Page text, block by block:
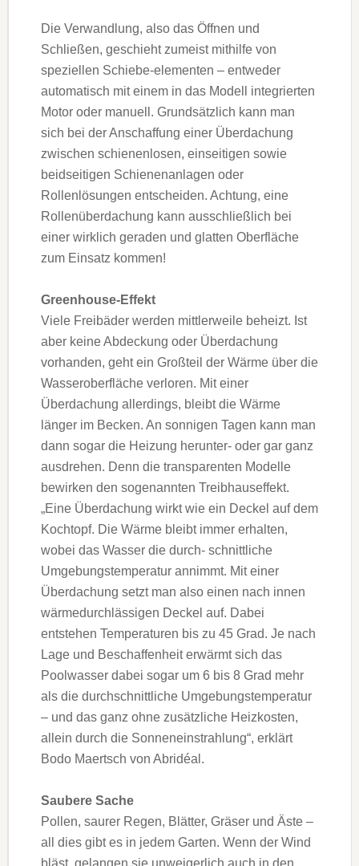
Die Verwandlung, also das Öffnen und
Schließen, geschieht zumeist mithilfe von
speziellen Schiebe-elementen – entweder
automatisch mit einem in das Modell integrierten
Motor oder manuell. Grundsätzlich kann man
sich bei der Anschaffung einer Überdachung
zwischen schienenlosen, einseitigen sowie
beidseitigen Schienenanlagen oder
Rollenlösungen entscheiden. Achtung, eine
Rollenüberdachung kann ausschließlich bei
einer wirklich geraden und glatten Oberfläche
zum Einsatz kommen!
Greenhouse-Effekt
Viele Freibäder werden mittlerweile beheizt. Ist
aber keine Abdeckung oder Überdachung
vorhanden, geht ein Großteil der Wärme über die
Wasseroberfläche verloren. Mit einer
Überdachung allerdings, bleibt die Wärme
länger im Becken. An sonnigen Tagen kann man
dann sogar die Heizung herunter- oder gar ganz
ausdrehen. Denn die transparenten Modelle
bewirken den sogenannten Treibhauseffekt.
„Eine Überdachung wirkt wie ein Deckel auf dem
Kochtopf. Die Wärme bleibt immer erhalten,
wobei das Wasser die durch- schnittliche
Umgebungs­­­­temp­e­­­­ratur annimmt. Mit einer
Überdachung setzt man also einen nach innen
wärmedurchlässigen Deckel auf. Dabei
entstehen Temperaturen bis zu 45 Grad. Je nach
Lage und Beschaffen­heit erwärmt sich das
Poolwasser dabei sogar um 6 bis 8 Grad mehr
als die durchschnittliche Umgebungs­temperatur
– und das ganz ohne zusätzliche Heizkosten,
allein durch die Sonnen­einstrahlung“, erklärt
Bodo Maertsch von Abridéal.
Saubere Sache
Pollen, saurer Regen, Blätter, Gräser und Äste –
all dies gibt es in jedem Garten. Wenn der Wind
bläst, gelangen sie unweigerlich auch in den